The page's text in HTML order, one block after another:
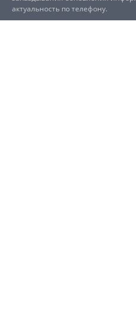
актуальность по телефону.